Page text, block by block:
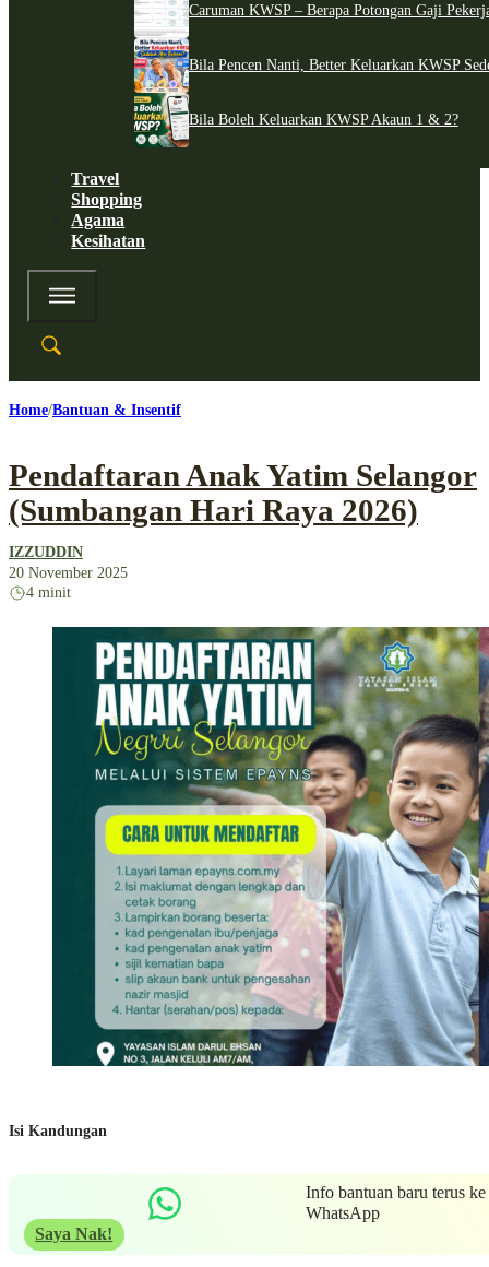
Caruman KWSP – Berapa Potongan Gaji
Bila Pencen Nanti, Better Keluarkan KWSP
Bila Boleh Keluarkan KWSP Akaun 1 & 2?
Travel
Shopping
Agama
Kesihatan
Home Bantuan & Insentif
Pendaftaran Anak Yatim Selangor
(Sumbangan Hari Raya 2026)
IZZUDDIN
20 November 2025
4 minit
Isi Kandungan
Info bantuan baru terus ke
WhatsApp
Saya Nak!